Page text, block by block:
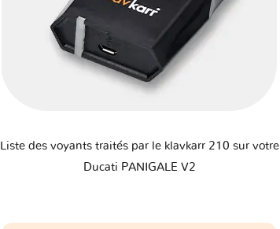
Liste des voyants traités par le klavkarr 210 sur votre
Ducati PANIGALE V2